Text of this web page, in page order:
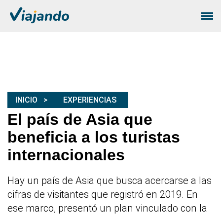
INICIO EXPERIENCIAS
El país de Asia que
beneficia a los turistas
internacionales
Hay un país de Asia que busca acercarse a las
cifras de visitantes que registró en 2019. En
ese marco, presentó un plan vinculado con la